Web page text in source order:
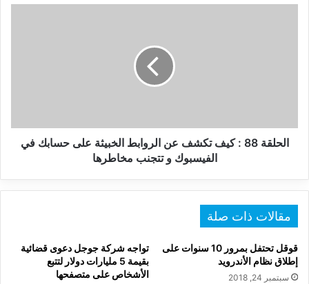
على
حسابك
مخاطرها
الحلقة 88 : كيف تكشف عن الروابط الخبيثة على حسابك في
الفيسبوك و تتجنب مخاطرها
مقالات ذات صلة
قوقل تحتفل بمرور 10 سنوات على
إطلاق نظام الأندرويد
سبتمبر 24, 2018
تواجه شركة جوجل دعوى قضائية
بقيمة 5 مليارات دولار لتتبع
الأشخاص على متصفحها